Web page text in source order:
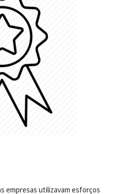
empresas utilizavam esforços